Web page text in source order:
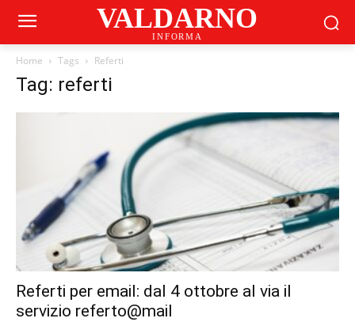
VALDARNO
INFORMA
Home Tags Referti
Tag: referti
Referti per email: dal 4 ottobre al via il
servizio referto@mail